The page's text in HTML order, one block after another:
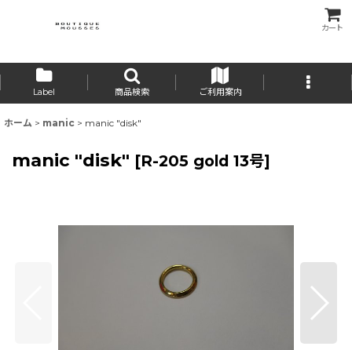
カート
Label 商品検索 ご利用案内
ホーム > manic > manic "disk"
manic "disk" [R-205 gold 13号]